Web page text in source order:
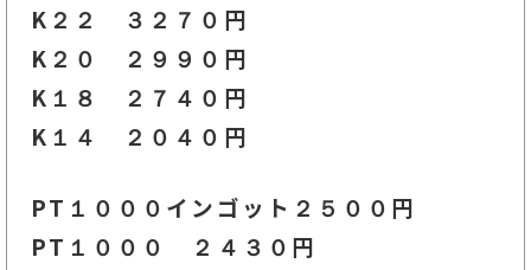
K２２ ３２７０ 円
K２０ ２９９０円
K１８ ２７４０円
K１４ ２０４０円
PT１０００インゴット２５０ ０円
PT１０００ ２４３０円